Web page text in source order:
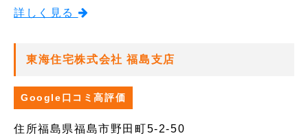
詳しく見る
東海住宅株式会社 福島支店
Google口コミ高評価
住所福島県福島市野田町5-2-50